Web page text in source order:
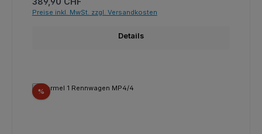
Preise inkl. MwSt. zzgl. Versandkosten
Details
%Rabatt